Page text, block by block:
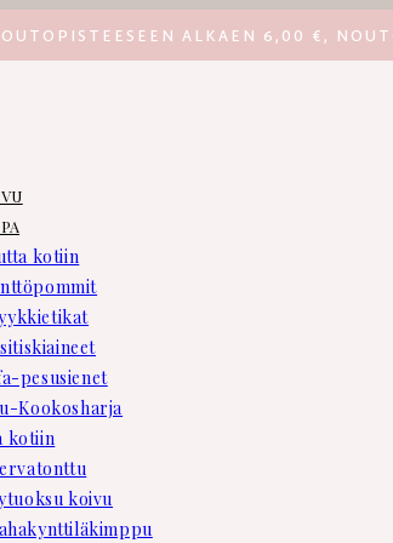
ALKAEN 6,00 €,
kotiin
pesusienet
Kookosharja
kotiin
koivu